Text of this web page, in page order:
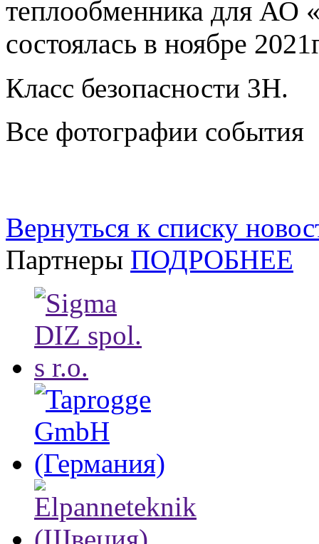
теплообменника для
состоялась в ноябре
Класс безопасности 3Н.
Все фотографии события
Вернуться к списку
Партнеры ПОДРОБНЕЕ